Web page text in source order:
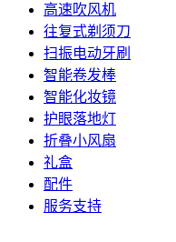
高速吹风机
往复式剃须刀
扫振电动牙刷
智能卷发棒
智能化妆镜
护眼落地灯
折叠小风扇
礼盒
配件
服务支持